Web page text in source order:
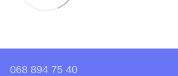
068 894 75 40